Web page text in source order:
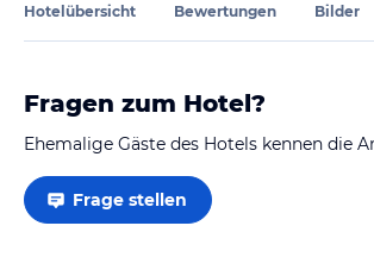
Hotelübersicht Bewertungen Bilder
Fragen zum Hotel?
Ehemalige Gäste des Hotels kennen die
Frage stellen